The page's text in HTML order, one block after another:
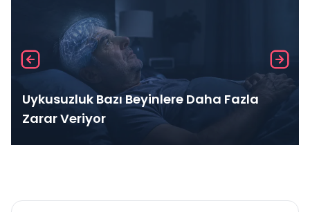
Uykusuzluk Bazı Beyinlere Daha Fazla
Zarar Veriyor